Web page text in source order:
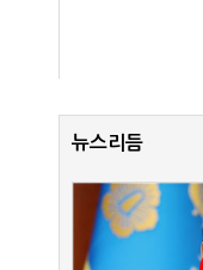
뉴스리듬